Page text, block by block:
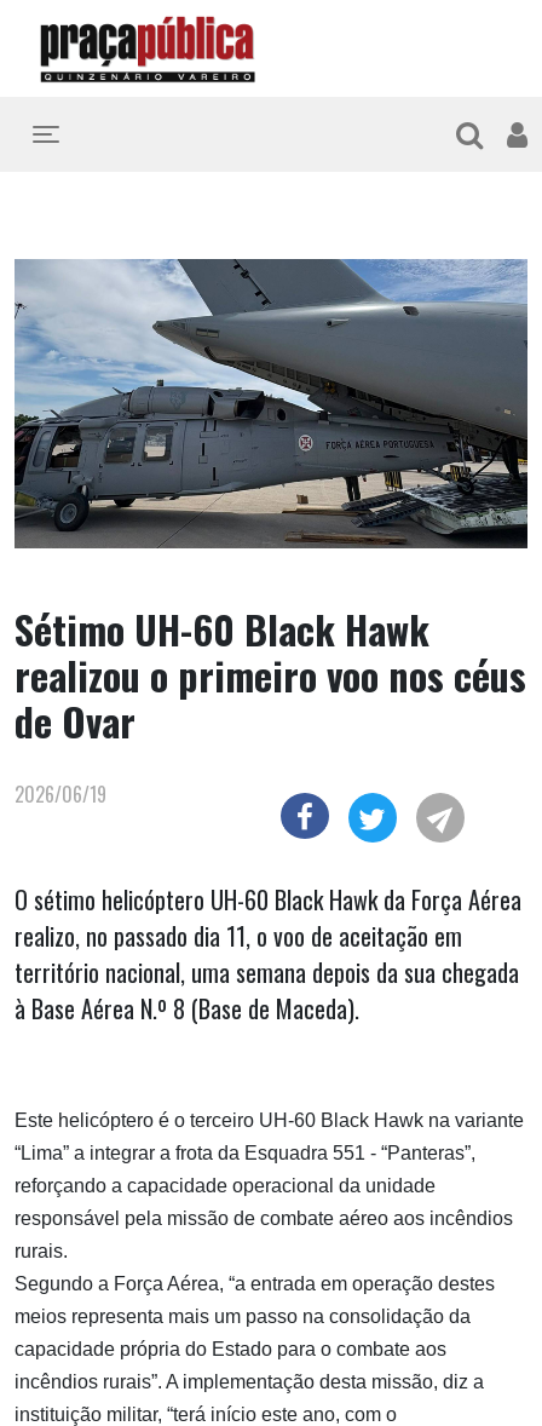
Toggle navigation
Sétimo UH-60 Black Hawk
realizou o primeiro voo nos céus
de Ovar
2026/06/19
O sétimo helicóptero UH-60 Black Hawk da Força Aérea
realizo, no passado dia 11, o voo de aceitação em
território nacional, uma semana depois da sua chegada
à Base Aérea N.º 8 (Base de Maceda).
Este helicóptero é o terceiro UH-60 Black Hawk na variante
“Lima” a integrar a frota da Esquadra 551 - “Panteras”,
reforçando a capacidade operacional da unidade
responsável pela missão de combate aéreo aos incêndios
rurais.
Segundo a Força Aérea, “a entrada em operação destes
meios representa mais um passo na consolidação da
capacidade própria do Estado para o combate aos
incêndios rurais”. A implementação desta missão, diz a
instituição militar, “terá início este ano, com o